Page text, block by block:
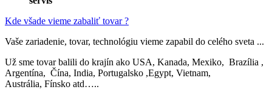
Kde všade vieme zabaliť tovar ?
Vaše zariadenie, tovar, technológiu vieme zapabil do celého sveta ...
Už sme tovar balili do krajín ako USA, Kanada, Mexiko, Brazília ,
Argentína, Čína, India, Portugalsko ,Egypt, Vietnam,
Austrália, Fínsko atd…..